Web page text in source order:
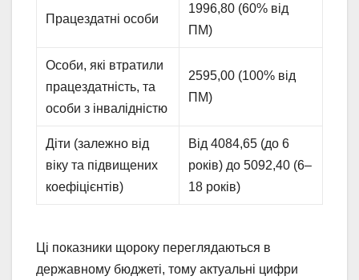
Працездатні особи
1996,80 (60% від
ПМ)
Особи, які втратили
працездатність, та
особи з інвалідністю
2595,00 (100% від
ПМ)
Діти (залежно від
віку та підвищених
коефіцієнтів)
Від 4084,65 (до 6
років) до 5092,40 (6–
18 років)
Ці показники щороку переглядаються в
державному бюджеті, тому актуальні цифри